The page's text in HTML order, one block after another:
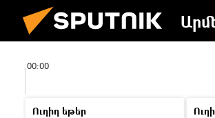
00:00
Ուղիղ եթեր